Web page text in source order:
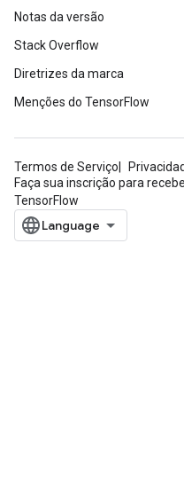
Notas da versão
Stack Overflow
Diretrizes da marca
Menções do TensorFlow
Termos de Serviço
Faça sua inscrição para
TensorFlow